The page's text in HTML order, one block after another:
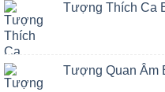
Tượng Thích Ca
Tượng Quan Âm